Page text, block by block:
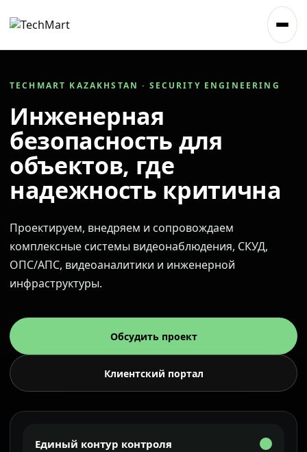
TECHMART KAZAKHSTAN · SECURITY ENGINEERING
Инженерная
безопасность для
объектов, где
надежность критична
Проектируем, внедряем и сопровождаем
комплексные системы видеонаблюдения, СКУД,
ОПС/АПС, видеоаналитики и инженерной
инфраструктуры.
Обсудить проект
Клиентский портал
Единый контур контроля